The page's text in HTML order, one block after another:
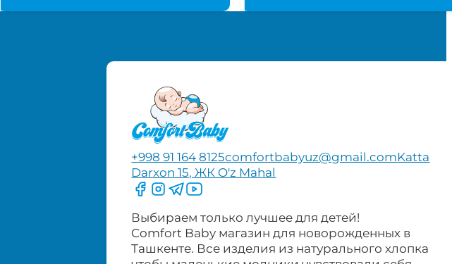
+998 91 164 8125comfortbabyuz@gmail.comKatta
Darxon 15, ЖК O'z Mahal
Следите за нами на Facebook
Следите за нами в Instagram
Следите за нами в Telegram
Следите за нами в YouTube
Выбираем только лучшее для детей!
Comfort Baby магазин для новорожденных в
Ташкенте. Все изделия из натурального хлопка